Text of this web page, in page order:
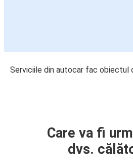
Serviciile din autocar fac obiectul
Care va fi
dvs.